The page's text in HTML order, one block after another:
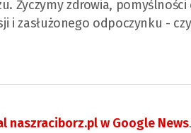
Życzymy zdrowia, pomyślności
i zasłużonego odpoczynku -
naszraciborz.pl w Google News.